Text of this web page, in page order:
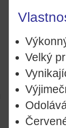
Velký